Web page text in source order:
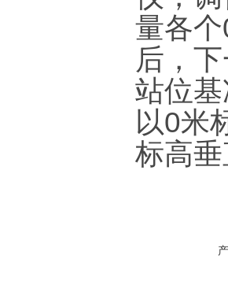
量各
后，
站位
以0米
标高